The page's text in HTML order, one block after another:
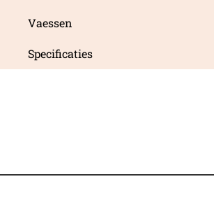
Vaessen
Specificaties